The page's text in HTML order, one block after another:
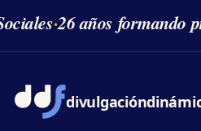
·26 años formando
divulgación